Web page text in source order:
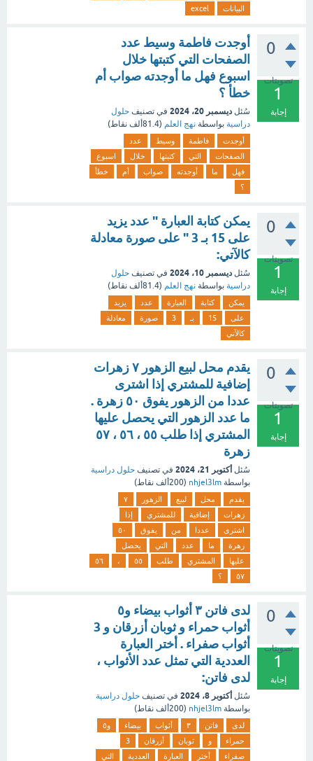
البيانات
excel
0
تصويتات
1
إجابة
أوجدت فاطمة وسيط عدد
الصفحات التي كتبتها خلال
اسبوع فهل ما أوجدته صواب أم
خطأ ؟
سُئل ديسمبر 20، 2024 في تصنيف حلول
دراسية بواسطة نهج العلم (81.4ألف نقاط)
أوجدت فاطمة وسيط
عدد
الصفحات
التي كتبتها خلال
اسبوع
فهل
ما أوجدته صواب أم
خطأ
؟
0
تصويتات
1
إجابة
يمكن كتابة العبارة " عدد يزيد
على 15 بـ 3 " على صورة معادلة
كالآتي:
سُئل ديسمبر 10، 2024 في تصنيف حلول
دراسية بواسطة نهج العلم (81.4ألف نقاط)
يمكن كتابة العبارة عدد
يزيد
على
15 بـ 3 صورة
معادلة
كالآتي
0
تصويتات
1
إجابة
يقدم محل لبيع الزهور ٧ زهرات
إضافية للمشتري إذا اشترى
عددا من الزهور يفوق ٥٠ زهرة .
ما عدد الزهور التي يحصل عليها
المشتري إذا طلب ٥٥ ، ٥٦ ، ٥٧
زهرة
سُئل أكتوبر 21، 2024 في تصنيف حلول دراسية
بواسطة nhjel3lm
(200ألف نقاط)
يقدم محل لبيع الزهور
٧
زهرات
إضافية للمشتري
إذا
اشترى
عددا من يفوق
٥٠
زهرة
ما عدد التي
يحصل
عليها
المشتري طلب ٥٥ ،
٥٦
٥٧
؟
0
تصويتات
1
إجابة
لدى فاتن ٣ أثواب بيضاء و٥
أثواب حمراء و ثوبان أزرقان و 3
أثواب صفراء . أختر العبارة
العددية التي تمثل عدد الأثواب ،
لدى فاتن:
سُئل أكتوبر 8، 2024 في تصنيف حلول دراسية
بواسطة nhjel3lm
(200ألف نقاط)
لدى فاتن ٣ أثواب بيضاء
و٥
حمراء
و ثوبان أزرقان
3
صفراء
أختر العبارة العددية التي